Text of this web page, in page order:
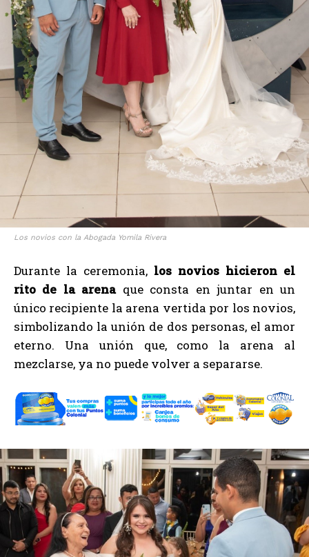
Los novios con la Abogada Yomila Rivera
Durante la ceremonia, los novios hicieron el
rito de la arenaque consta en juntar en un
único recipiente la arena vertida por los novios,
simbolizando la unión de dos personas, el amor
eterno. Una unión que, como la arena al
mezclarse, ya no puede volver a separarse.